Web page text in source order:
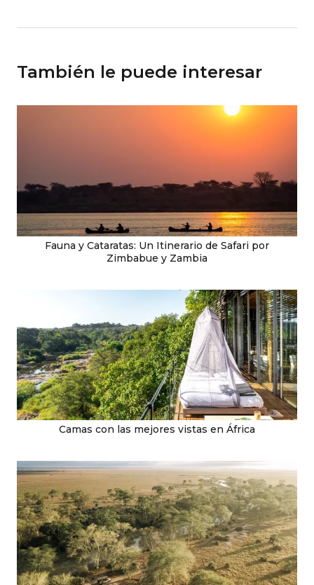
También le puede interesar
Fauna y Cataratas: Un Itinerario de Safari por
Zimbabue y Zambia
Camas con las mejores vistas en África